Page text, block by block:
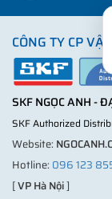
CÔNG TY CP
SKF NGỌC ANH -
SKF Authorized
Website:
Hotline: 096 123
[VP Hà Nội]